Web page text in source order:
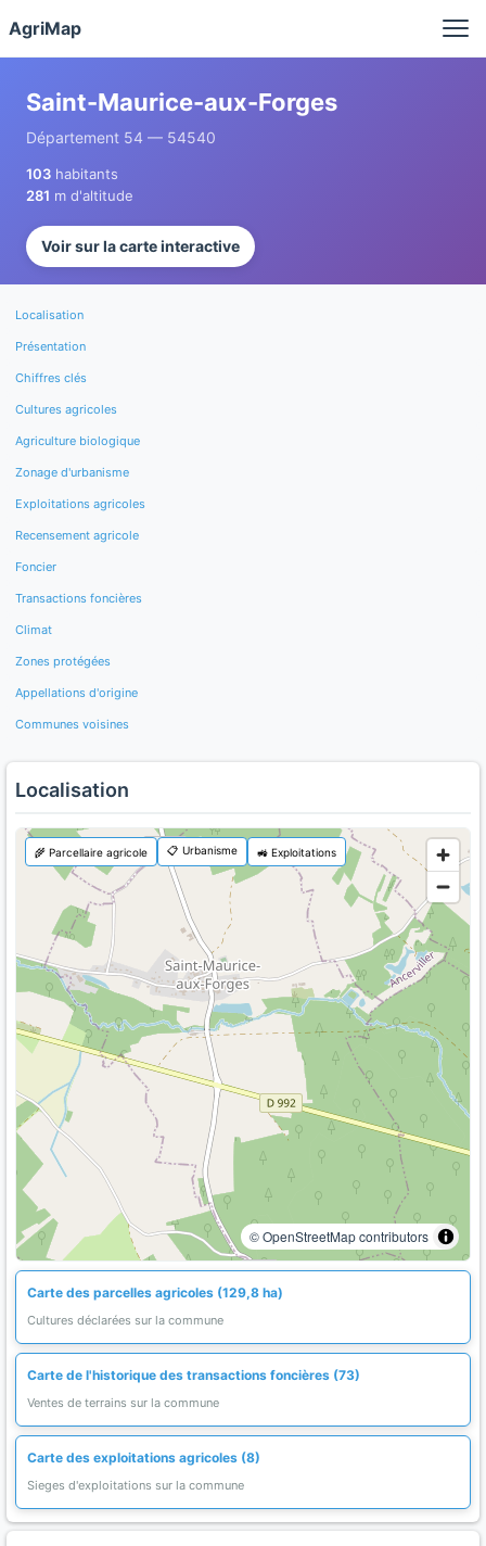
AgriMap
Saint-Maurice-aux-Forges
Département 54 — 54540
103 habitants
281 m d'altitude
Voir sur la carte interactive
Localisation
Présentation
Chiffres clés
Cultures agricoles
Agriculture biologique
Zonage d'urbanisme
Exploitations agricoles
Recensement agricole
Foncier
Transactions foncières
Climat
Zones protégées
Appellations d'origine
Communes voisines
Localisation
© OpenStreetMap contributors
🌾 Parcellaire agricole 📋 Urbanisme 🚜 Exploitations
Carte des parcelles agricoles (129,8 ha)
Cultures déclarées sur la commune
Carte de l'historique des transactions foncières (73)
Ventes de terrains sur la commune
Carte des exploitations agricoles (8)
Sieges d'exploitations sur la commune